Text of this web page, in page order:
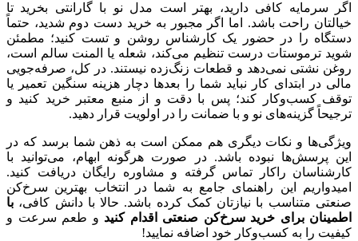
اگر سرمایه کافی دارید، بهتر است مدل نو با گارانتی بخرید تا
خیالتان راحت باشد. اما اگر مجبور به خرید دست دوم شدید، حتماً
دستگاه را در حضور یک کارشناس روشن و تست کنید؛ مطمئن
شوید ترموستات درست تنظیم می‌کند، شعله یا المنت سالم است،
روغن نشتی نمی‌دهد و قطعات زنگ‌زده نیستند. در کل، صرفه‌جویی
مالی در ابتدای کار نباید شما را بعدها دچار هزینه سنگین تعمیر یا
توقف کسب‌وکار کند؛ پس با دقت و از منبع معتبر خرید کنید و
ترجیحاً گزینه‌های نو و با ضمانت را در اولویت قرار دهید.
ویژگی‌ها و نکات دیگری هم ممکن است به ذهن شما برسد که در
این پرسش‌ها نبوده باشد. در صورت هرگونه ابهام، می‌توانید با
کارشناسان راکار تماس گرفته و مشاوره رایگان دریافت کنید.
امیدواریم این راهنمای جامع به شما در انتخاب بهترین سرخ‌کن
صنعتی متناسب با نیازتان کمک کرده باشد. حالا با دانش کافی، با
اطمینان برای خرید سرخ‌کن صنعتی اقدام کنید و طعم سرعت و
کیفیت را به کسب‌وکار خود اضافه نمایید!